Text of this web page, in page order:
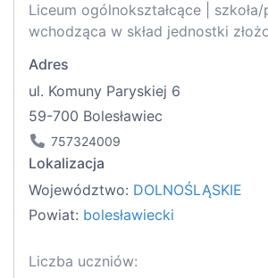
Liceum ogólnokształcące |
wchodząca w skład jednostki
Adres
ul. Komuny Paryskiej 6
59-700 Bolesławiec
757324009
Lokalizacja
Województwo: DOLNOŚLĄSKIE
Powiat: bolesławiecki
Liczba uczniów: